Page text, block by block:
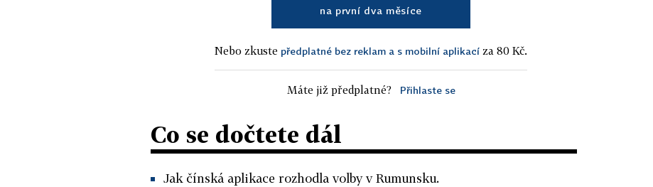
na první dva měsíce
Nebo zkuste předplatné bez reklam a s mobilní aplikací za 80 Kč.
Máte již předplatné? Přihlaste se
Co se dočtete dál
Jak čínská aplikace rozhodla volby v Rumunsku.